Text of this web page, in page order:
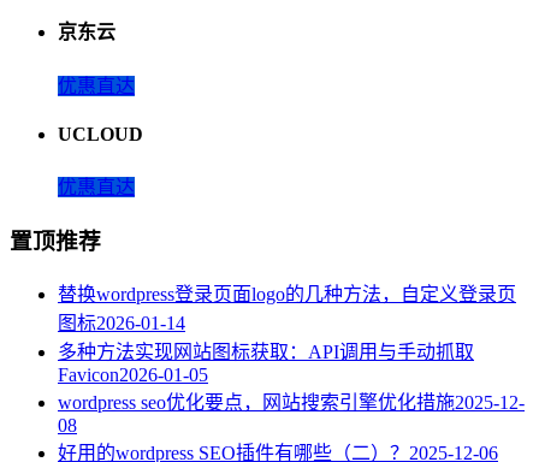
京东云
优惠直达
UCLOUD
优惠直达
置顶推荐
替换wordpress登录页面logo的几种方法，自定义登录页
图标2026-01-14
多种方法实现网站图标获取：API调用与手动抓取
Favicon2026-01-05
wordpress seo优化要点，网站搜索引擎优化措施2025-12-
08
好用的wordpress SEO插件有哪些（二）？ 2025-12-06